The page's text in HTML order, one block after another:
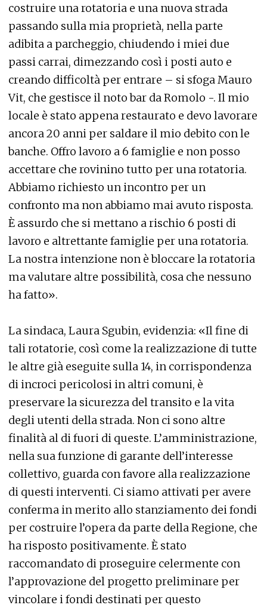
costruire una rotatoria e una nuova strada
passando sulla mia proprietà, nella parte
adibita a parcheggio, chiudendo i miei due
passi carrai, dimezzando così i posti auto e
creando difficoltà per entrare – si sfoga Mauro
Vit, che gestisce il noto bar da Romolo -. Il mio
locale è stato appena restaurato e devo lavorare
ancora 20 anni per saldare il mio debito con le
banche. Offro lavoro a 6 famiglie e non posso
accettare che rovinino tutto per una rotatoria.
Abbiamo richiesto un incontro per un
confronto ma non abbiamo mai avuto risposta.
È assurdo che si mettano a rischio 6 posti di
lavoro e altrettante famiglie per una rotatoria.
La nostra intenzione non è bloccare la rotatoria
ma valutare altre possibilità, cosa che nessuno
ha fatto».
La sindaca, Laura Sgubin, evidenzia: «Il fine di
tali rotatorie, così come la realizzazione di tutte
le altre già eseguite sulla 14, in corrispondenza
di incroci pericolosi in altri comuni, è
preservare la sicurezza del transito e la vita
degli utenti della strada. Non ci sono altre
finalità al di fuori di queste. L’amministrazione,
nella sua funzione di garante dell’interesse
collettivo, guarda con favore alla realizzazione
di questi interventi. Ci siamo attivati per avere
conferma in merito allo stanziamento dei fondi
per costruire l’opera da parte della Regione, che
ha risposto positivamente. È stato
raccomandato di proseguire celermente con
l’approvazione del progetto preliminare per
vincolare i fondi destinati per questo